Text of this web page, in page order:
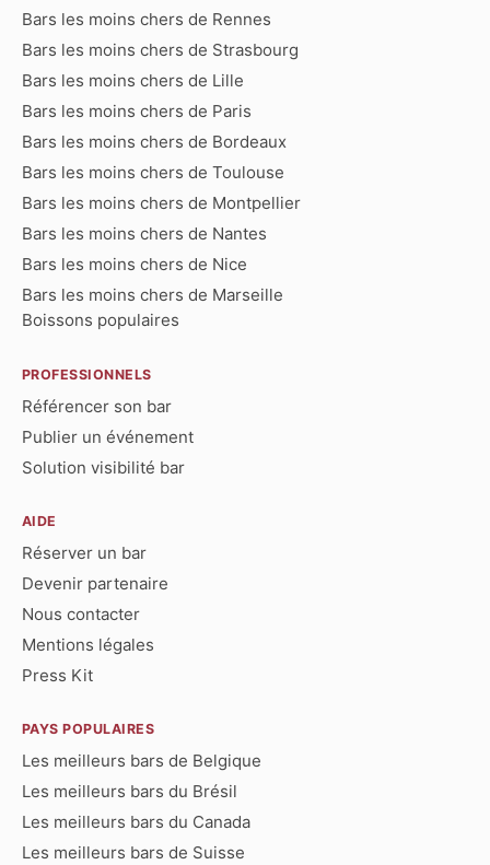
Bars les moins chers de Rennes
Bars les moins chers de Strasbourg
Bars les moins chers de Lille
Bars les moins chers de Paris
Bars les moins chers de Bordeaux
Bars les moins chers de Toulouse
Bars les moins chers de Montpellier
Bars les moins chers de Nantes
Bars les moins chers de Nice
Bars les moins chers de Marseille
Boissons populaires
PROFESSIONNELS
Référencer son bar
Publier un événement
Solution visibilité bar
AIDE
Réserver un bar
Devenir partenaire
Nous contacter
Mentions légales
Press Kit
PAYS POPULAIRES
Les meilleurs bars de Belgique
Les meilleurs bars du Brésil
Les meilleurs bars du Canada
Les meilleurs bars de Suisse